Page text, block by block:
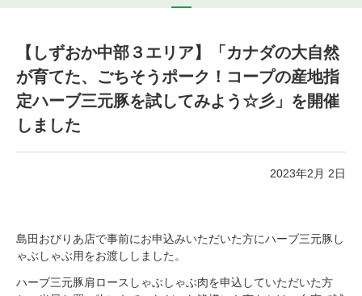
【しずおか中部３エリア】「カナダの大自然
が育てた、ごちそうポーク！コープの産地指
定ハーブ三元豚を試してみよう☆彡」を開催
しました
2023年2月 2日
島田おびりあ店で事前にお申込みいただいた方にハーブ三元豚し
ゃぶしゃぶ用をお渡ししました。
ハーブ三元豚肩ロースしゃぶしゃぶ肉を申込していただいた方